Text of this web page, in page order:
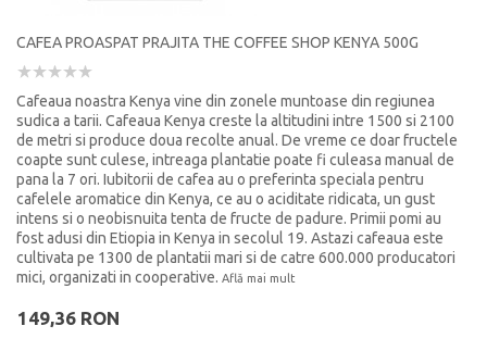
CAFEA PROASPAT PRAJITA THE COFFEE SHOP KENYA 500G
Cafeaua noastra Kenya vine din zonele muntoase din regiunea
sudica a tarii. Cafeaua Kenya creste la altitudini intre 1500 si 2100
de metri si produce doua recolte anual. De vreme ce doar fructele
coapte sunt culese, intreaga plantatie poate fi culeasa manual de
pana la 7 ori. Iubitorii de cafea au o preferinta speciala pentru
cafelele aromatice din Kenya, ce au o aciditate ridicata, un gust
intens si o neobisnuita tenta de fructe de padure. Primii pomi au
fost adusi din Etiopia in Kenya in secolul 19. Astazi cafeaua este
cultivata pe 1300 de plantatii mari si de catre 600.000 producatori
mici, organizati in cooperative. Află mai mult
149,36 RON